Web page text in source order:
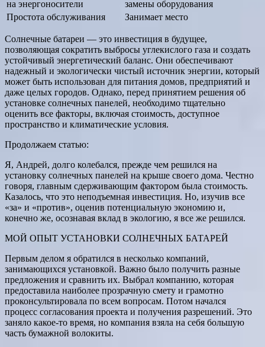
на энергоносители
замены оборудования
Простота обслуживания
Занимает место
Солнечные батареи — это инвестиция в будущее,
позволяющая сократить выбросы углекислого газа и создать
устойчивый энергетический баланс. Они обеспечивают
надежный и экологически чистый источник энергии, который
может быть использован для питания домов, предприятий и
даже целых городов. Однако, перед принятием решения об
установке солнечных панелей, необходимо тщательно
оценить все факторы, включая стоимость, доступное
пространство и климатические условия.
Продолжаем статью:
Я, Андрей, долго колебался, прежде чем решился на
установку солнечных панелей на крыше своего дома. Честно
говоря, главным сдерживающим фактором была стоимость.
Казалось, что это неподъемная инвестиция. Но, изучив все
«за» и «против», оценив потенциальную экономию и,
конечно же, осознавая вклад в экологию, я все же решился.
МОЙ ОПЫТ УСТАНОВКИ СОЛНЕЧНЫХ БАТАРЕЙ
Первым делом я обратился в несколько компаний,
занимающихся установкой. Важно было получить разные
предложения и сравнить их. Выбрал компанию, которая
предоставила наиболее прозрачную смету и грамотно
проконсультировала по всем вопросам. Потом начался
процесс согласования проекта и получения разрешений. Это
заняло какое-то время, но компания взяла на себя большую
часть бумажной волокиты.